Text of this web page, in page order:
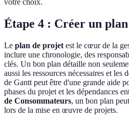
votre choix.
Étape 4 : Créer un
Le plan de projet est le cœur de la
inclure une chronologie, des
clés. Un bon plan détaille non
aussi les ressources nécessaires et
de Gantt peut être d'une grande aide
phases du projet et les dépendances
de Consommateurs, un bon plan
lors de la mise en œuvre de projets.